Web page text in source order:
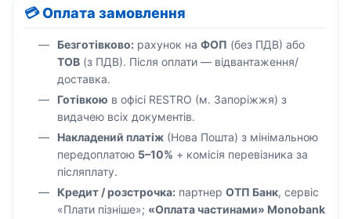
💳 Оплата замовлення
Безготівково: рахунок на ФОП (без ПДВ) або
ТОВ (з ПДВ). Після оплати — відвантаження/
доставка.
Готівкою в офісі RESTRO (м. Запоріжжя) з
видачею всіх документів.
Накладений платіж (Нова Пошта) з мінімальною
передоплатою 5–10% + комісія перевізника за
післяплату.
Кредит / розстрочка: партнер ОТП Банк, сервіс
«Плати пізніше»; «Оплата частинами» Monobank